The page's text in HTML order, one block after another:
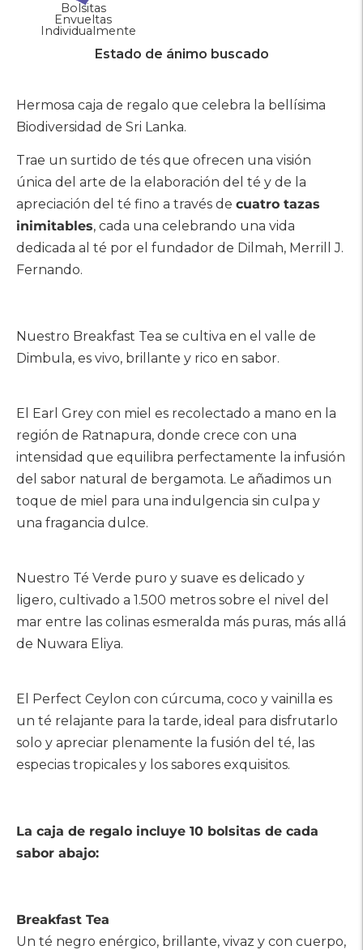
Bolsitas
Envueltas
Individualmente
Estado de ánimo buscado
carrito
Hermosa caja de regalo que celebra la bellísima
Biodiversidad de Sri Lanka.
Trae un surtido de tés que ofrecen una visión
única del arte de la elaboración del té y de la
apreciación del té fino a través de cuatro tazas
inimitables, cada una celebrando una vida
dedicada al té por el fundador de Dilmah, Merrill J.
Fernando.
Nuestro Breakfast Tea se cultiva en el valle de
Dimbula, es vivo, brillante y rico en sabor.
El Earl Grey con miel es recolectado a mano en la
región de Ratnapura, donde crece con una
intensidad que equilibra perfectamente la infusión
del sabor natural de bergamota. Le añadimos un
toque de miel para una indulgencia sin culpa y
una fragancia dulce.
Nuestro Té Verde puro y suave es delicado y
ligero, cultivado a 1.500 metros sobre el nivel del
mar entre las colinas esmeralda más puras, más allá
de Nuwara Eliya.
El Perfect Ceylon con cúrcuma, coco y vainilla es
un té relajante para la tarde, ideal para disfrutarlo
solo y apreciar plenamente la fusión del té, las
especias tropicales y los sabores exquisitos.
La caja de regalo incluye 10 bolsitas de cada
sabor abajo:
Breakfast Tea
Un té negro enérgico, brillante, vivaz y con cuerpo,